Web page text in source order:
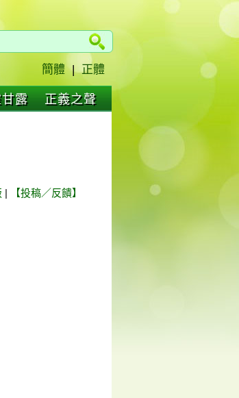
簡體 | 正體
露 正義之聲
| 【投稿／反饋】